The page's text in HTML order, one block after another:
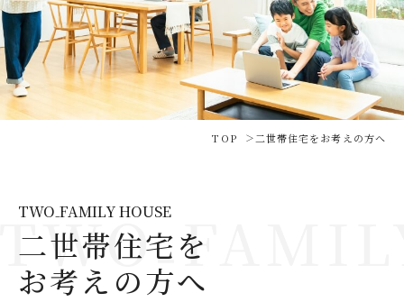
TOP 二世帯住宅をお考えの方へ
TWO₋FAMILY HOUSE
二世帯住宅を
お考えの方へ